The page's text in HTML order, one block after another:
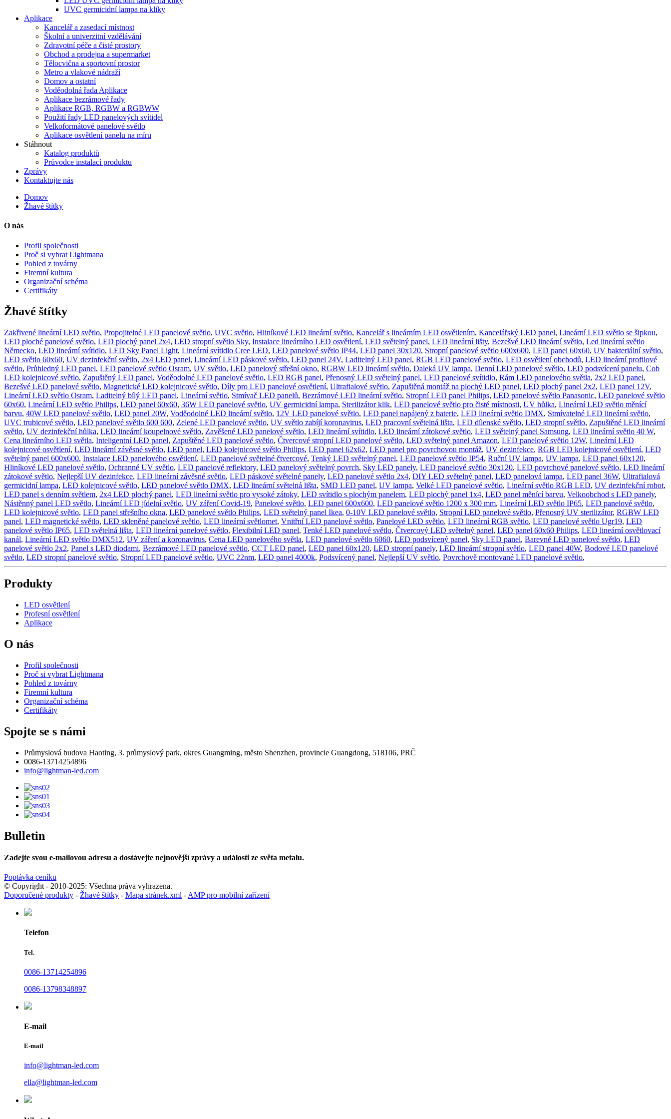
UVC germicidní lampa na kliky
Aplikace
Kancelář a zasedací místnost
Školní a univerzitní vzdělávání
Zdravotní péče a čisté prostory
Obchod a prodejna a supermarket
Tělocvična a sportovní prostor
Metro a vlakové nádraží
Domov a ostatní
Voděodolná řada Aplikace
Aplikace bezrámové řady
Aplikace RGB, RGBW a RGBWW
Použití řady LED panelových svítidel
Velkoformátové panelové světlo
Aplikace osvětlení panelu na míru
Stáhnout
Katalog produktů
Průvodce instalací produktu
Zprávy
Kontaktujte nás
Domov
Žhavé štítky
O nás
Profil společnosti
Proč si vybrat Lightmana
Pohled z továrny
Firemní kultura
Organizační schéma
Certifikáty
Žhavé štítky
Zakřivené lineární LED světlo, Propojitelné LED panelové světlo, UVC světlo, Hliníkové LED lineární světlo, Kancelář s lineárním LED osvětlením, Kancelářský LED panel, Lineární LED světlo se šipkou,
LED ploché panelové světlo, LED plochý panel 2x4, LED stropní světlo Sky, Instalace lineárního LED osvětlení, LED světelný panel, LED lineární lišty, Bezešvé LED lineární světlo, Led lineární světlo
Německo, LED lineární svítidlo, LED Sky Panel Light, Lineární svítidlo Cree LED, LED panelové světlo IP44, LED panel 30x120, Stropní panelové světlo 600x600, LED panel 60x60, UV bakteriální světlo,
LED světlo 60x60, UV dezinfekční světlo, 2x4 LED panel, Lineární LED páskové světlo, LED panel 24V, Laditelný LED panel, RGB LED panelové světlo, LED osvětlení obchodů, LED lineární profilové
světlo, Průhledný LED panel, LED panelové světlo Osram, UV světlo, LED panelový střešní okno, RGBW LED lineární světlo, Daleká UV lampa, Denní LED panelové světlo, LED podsvícení panelu, Cob
LED kolejnicové světlo, Zapuštěný LED panel, Voděodolné LED panelové světlo, LED RGB panel, Přenosný LED světelný panel, LED panelové svítidlo, Rám LED panelového světla, 2x2 LED panel,
Bezešvé LED panelové světlo, Magnetické LED kolejnicové světlo, Díly pro LED panelové osvětlení, Ultrafialové světlo, Zapuštěná montáž na plochý LED panel, LED plochý panel 2x2, LED panel 12V,
Lineární LED světlo Osram, Laditelný bílý LED panel, Lineární světlo, Stmívač LED panelů, Bezrámové LED lineární světlo, Stropní LED panel Philips, LED panelové světlo Panasonic, LED panelové světlo
60x60, Lineární LED světlo Philips, LED panel 60x60, 36W LED panelové světlo, UV germicidní lampa, Sterilizátor klik, LED panelové světlo pro čisté místnosti, UV hůlka, Lineární LED světlo měnící
barvu, 40W LED panelové světlo, LED panel 20W, Voděodolné LED lineární světlo, 12V LED panelové světlo, LED panel napájený z baterie, LED lineární světlo DMX, Stmívatelné LED lineární světlo,
UVC trubicové světlo, LED panelové světlo 600 600, Zelené LED panelové světlo, UV světlo zabíjí koronavirus, LED pracovní světelná lišta, LED dílenské světlo, LED stropní světlo, Zapuštěné LED lineární
světlo, UV dezinfekční hůlka, LED lineární koupelnové světlo, Zavěšené LED panelové světlo, LED lineární svítidlo, LED lineární zátokové světlo, LED světelný panel Samsung, LED lineární světlo 40 W,
Cena lineárního LED světla, Inteligentní LED panel, Zapuštěné LED panelové světlo, Čtvercové stropní LED panelové světlo, LED světelný panel Amazon, LED panelové světlo 12W, Lineární LED
kolejnicové osvětlení, LED lineární závěsné světlo, LED panel, LED kolejnicové světlo Philips, LED panel 62x62, LED panel pro povrchovou montáž, UV dezinfekce, RGB LED kolejnicové osvětlení, LED
světelný panel 600x600, Instalace LED panelového osvětlení, LED panelové světelné čtvercové, Tenký LED světelný panel, LED panelové světlo IP54, Ruční UV lampa, UV lampa, LED panel 60x120,
Hliníkové LED panelové světlo, Ochranné UV světlo, LED panelové reflektory, LED panelový světelný povrch, Sky LED panely, LED panelové světlo 30x120, LED povrchové panelové světlo, LED lineární
zátokové světlo, Nejlepší UV dezinfekce, LED lineární závěsné světlo, LED páskové světelné panely, LED panelové světlo 2x4, DIY LED světelný panel, LED panelová lampa, LED panel 36W, Ultrafialová
germicidní lampa, LED kolejnicové světlo, LED panelové světlo DMX, LED lineární světelná lišta, SMD LED panel, UV lampa, Velké LED panelové světlo, Lineární světlo RGB LED, UV dezinfekční robot,
LED panel s denním světlem, 2x4 LED plochý panel, LED lineární světlo pro vysoké zátoky, LED svítidlo s plochým panelem, LED plochý panel 1x4, LED panel měnící barvu, Velkoobchod s LED panely,
Nástěnný panel LED světlo, Lineární LED jídelní světlo, UV záření Covid-19, Panelové světlo, LED panel 600x600, LED panelové světlo 1200 x 300 mm, Lineární LED světlo IP65, LED panelové světlo,
LED kolejnicové světlo, LED panel střešního okna, LED panelové světlo Philips, LED světelný panel Ikea, 0-10V LED panelové světlo, Stropní LED panelové světlo, Přenosný UV sterilizátor, RGBW LED
panel, LED magnetické světlo, LED skleněné panelové světlo, LED lineární světlomet, Vnitřní LED panelové světlo, Panelové LED světlo, LED lineární RGB světlo, LED panelové světlo Ugr19, LED
panelové světlo IP65, LED světelná lišta, LED lineární panelové světlo, Flexibilní LED panel, Tenké LED panelové světlo, Čtvercový LED světelný panel, LED panel 60x60 Philips, LED lineární osvětlovací
kanál, Lineární LED světlo DMX512, UV záření a koronavirus, Cena LED panelového světla, LED panelové světlo 6060, LED podsvícený panel, Sky LED panel, Barevné LED panelové světlo, LED
panelové světlo 2x2, Panel s LED diodami, Bezrámové LED panelové světlo, CCT LED panel, LED panel 60x120, LED stropní panely, LED lineární stropní světlo, LED panel 40W, Bodové LED panelové
světlo, LED stropní panelové světlo, Stropní LED panelové světlo, UVC 22nm, LED panel 4000k, Podsvícený panel, Nejlepší UV světlo, Povrchově montované LED panelové světlo,
Produkty
LED osvětlení
Profesní osvětlení
Aplikace
O nás
Profil společnosti
Proč si vybrat Lightmana
Pohled z továrny
Firemní kultura
Organizační schéma
Certifikáty
Spojte se s námi
Průmyslová budova Haoting, 3. průmyslový park, okres Guangming, město Shenzhen, provincie Guangdong, 518106, PRČ
0086-13714254896
info@lightman-led.com
Bulletin
Zadejte svou e-mailovou adresu a dostávejte nejnovější zprávy a události ze světa metalu.
Poptávka ceníku
© Copyright - 2010-2025: Všechna práva vyhrazena.
Doporučené produkty - Žhavé štítky - Mapa stránek.xml - AMP pro mobilní zařízení
Telefon
Tel.
0086-13714254896
0086-13798348897
E-mail
E-mail
info@lightman-led.com
ella@lightman-led.com